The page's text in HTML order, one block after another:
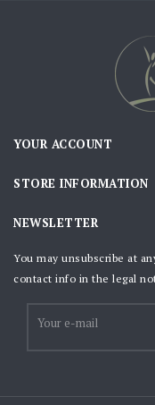
YOUR ACCOUNT
STORE INFORMATION
NEWSLETTER
You may unsubscribe at
contact info in the legal